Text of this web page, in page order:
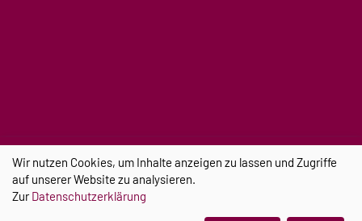
Wir nutzen Cookies, um Inhalte anzeigen zu lassen und Zugriffe
auf unserer Website zu analysieren.
ZurDatenschutzerklärung